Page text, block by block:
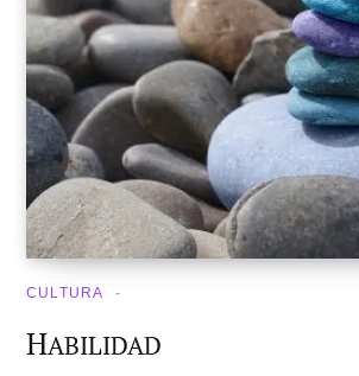
CULTURA
HABILIDAD